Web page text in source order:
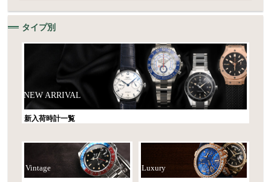
タイプ別
NEW ARRIVAL
新入荷時計一覧
Vintage Luxury